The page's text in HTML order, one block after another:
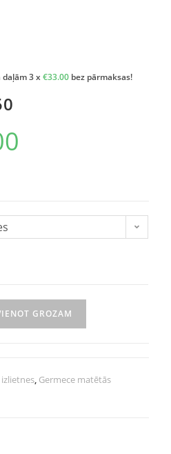
daļām 3 x€33.00 bez pārmaksas!
GROZAM
, Germece matētās